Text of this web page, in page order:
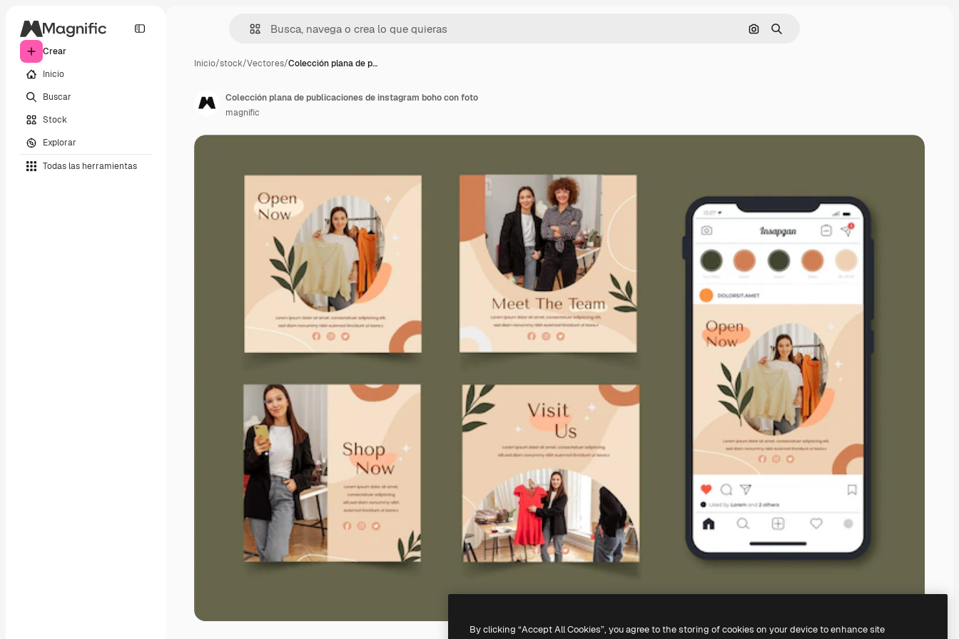
Crear
Inicio
Buscar
Stock
Explorar
Todas las herramientas
Buscar por imagen
Buscar
Inicio/stock/Vectores/Colección plana de p…
Colección plana de publicaciones de instagram boho con foto
magnific
By clicking “Accept All Cookies”, you agree to the storing of cookies on your device to enhance site